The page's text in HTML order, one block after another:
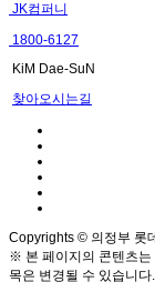
JK컴퍼니
1800-6127
KiM Dae-SuN
찾아오시는길
Copyrights © 의정부 롯
※ 본 페이지의 콘텐츠는
목은 변경될 수 있습니다.